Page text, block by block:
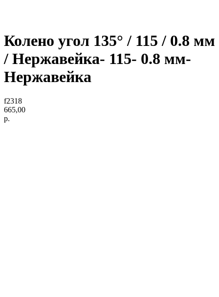
Колено угол 135° / 115 / 0.8 мм
/ Нержавейка- 115- 0.8 мм-
Нержавейка
f2318
665,00
р.